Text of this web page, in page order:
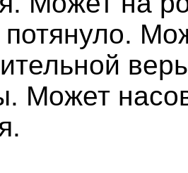
потянуло.
Может